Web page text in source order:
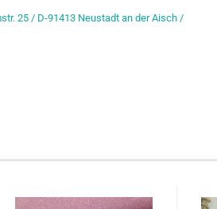
25 / D-91413 Neustadt an der Aisch /